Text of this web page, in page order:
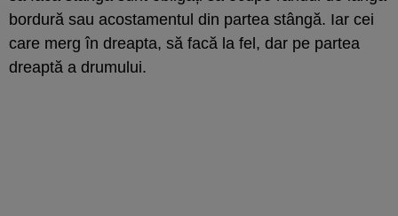
bordură sau acostamentul din partea stângă. Iar cei
care merg în dreapta, să facă la fel, dar pe partea
dreaptă a drumului.